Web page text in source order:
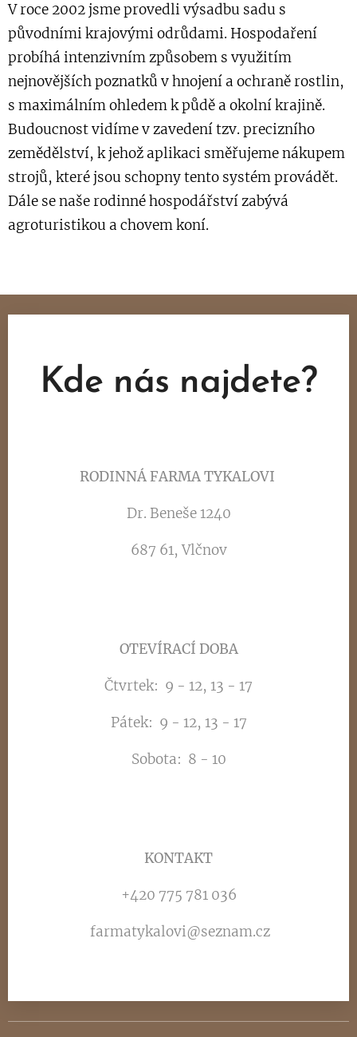
V roce 2002 jsme provedli výsadbu sadu s
původními krajovými odrůdami. Hospodaření
probíhá intenzivním způsobem s využitím
nejnovějších poznatků v hnojení a ochraně rostlin,
s maximálním ohledem k půdě a okolní krajině.
Budoucnost vidíme v zavedení tzv. precizního
zemědělství, k jehož aplikaci směřujeme nákupem
strojů, které jsou schopny tento systém provádět.
Dále se naše rodinné hospodářství zabývá
agroturistikou a chovem koní.
Kde nás najdete?
RODINNÁ FARMA TYKALOVI
Dr. Beneše 1240
687 61, Vlčnov
OTEVÍRACÍ DOBA
Čtvrtek: 9 - 12, 13 - 17
Pátek: 9 - 12, 13 - 17
Sobota: 8 - 10
KONTAKT
+420 775 781 036
farmatykalovi@seznam.cz